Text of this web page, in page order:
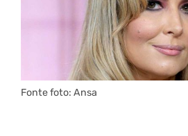
Fonte foto: Ansa